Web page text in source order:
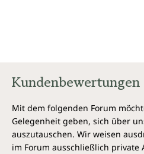
Antworten entdecken,
Du darfst positive Resultate
in Geduld.
Kundenbewertungen
Mit dem folgenden Forum
Gelegenheit geben, sich über
auszutauschen. Wir weisen
im Forum ausschließlich private